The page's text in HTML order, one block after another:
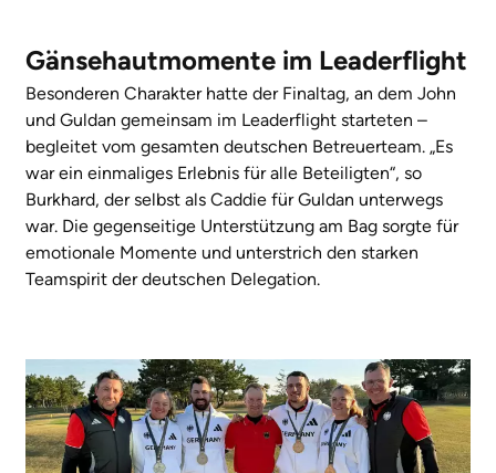
Gänsehautmomente im Leaderflight
Besonderen Charakter hatte der Finaltag, an dem John
und Guldan gemeinsam im Leaderflight starteten –
begleitet vom gesamten deutschen Betreuerteam. „Es
war ein einmaliges Erlebnis für alle Beteiligten“, so
Burkhard, der selbst als Caddie für Guldan unterwegs
war. Die gegenseitige Unterstützung am Bag sorgte für
emotionale Momente und unterstrich den starken
Teamspirit der deutschen Delegation.